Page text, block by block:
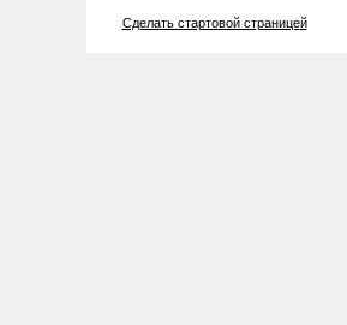
Cделать cтартовой страницей